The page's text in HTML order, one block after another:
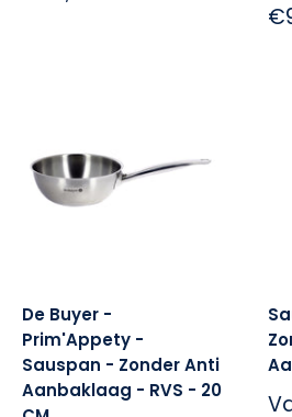
bevat die in het eten kunnen
De Buyer -
Prim'Appety -
Sauspan - Zonder Anti
Aanbaklaag - RVS - 20